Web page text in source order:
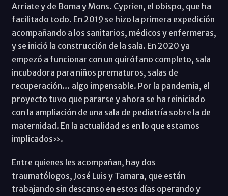
Arriate y de Boma y Mons. Cyprien, el obispo, que ha
facilitado todo. En 2019 se hizo la primera expedición
acompañando a los sanitarios, médicos y enfermeras,
y se inició la construcción de la sala. En 2020 ya
empezó a funcionar con un quirófano completo, sala
incubadora para niños prematuros, salas de
recuperación… algo impensable. Por la pandemia, el
proyecto tuvo que pararse y ahora se ha reiniciado
con la ampliación de una sala de pediatría sobre la de
maternidad. En la actualidad es en lo que estamos
implicados».
Entre quienes les acompañan, hay dos
traumatólogos, José Luis y Tamara, que están
trabajando sin descanso en estos días operando y